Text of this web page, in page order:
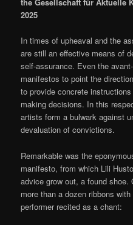
the Gesellschaft für Aktuelle
2025
In times of upheaval and the
are still an effective means of
self-assurance. Even the
manifestos to point the
to provide concrete
making decisions. In this
artists form a bulwark against
devaluation of convictions.
Remarkable was the
manifesto, from which Lili
advice grow out, a found shoe.
more than a dozen ribbons
performer recited as a chant: